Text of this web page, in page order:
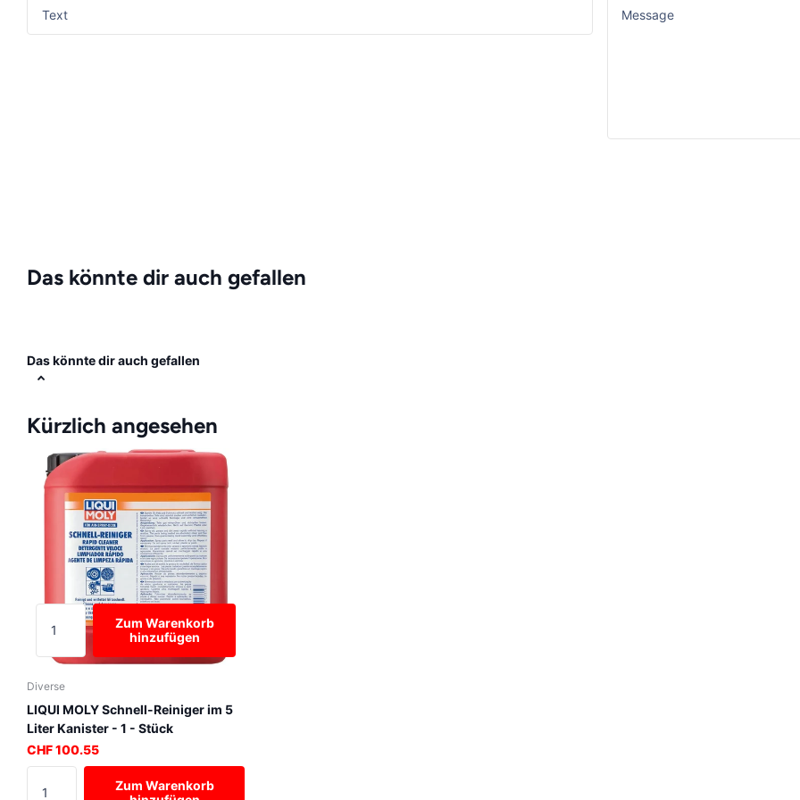
Das könnte dir auch gefallen
Das könnte dir auch gefallen
Kürzlich angesehen
Zum Warenkorb
hinzufügen
Diverse
LIQUI MOLY Schnell-Reiniger im 5
Liter Kanister - 1 - Stück
CHF 100.55
Zum Warenkorb